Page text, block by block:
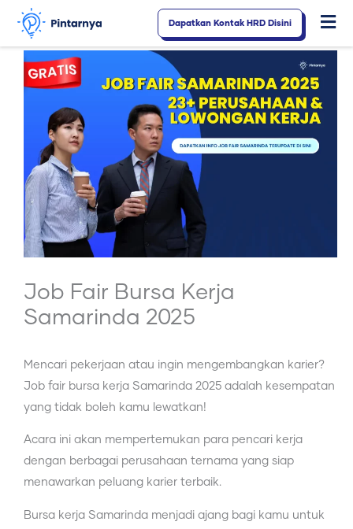
Lewati
konten
Dapatkan Kontak HRD Disini
Job Fair Bursa Kerja
Samarinda 2025
Mencari pekerjaan atau ingin mengembangkan karier?
Job fair bursa kerja Samarinda 2025 adalah kesempatan
yang tidak boleh kamu lewatkan!
Acara ini akan mempertemukan para pencari kerja
dengan berbagai perusahaan ternama yang siap
menawarkan peluang karier terbaik.
Bursa kerja Samarinda menjadi ajang bagi kamu untuk